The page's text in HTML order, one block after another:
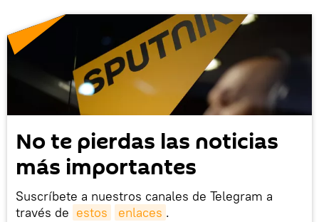
No te pierdas las noticias
más importantes
Suscríbete a nuestros canales de Telegram a
través de estos enlaces .